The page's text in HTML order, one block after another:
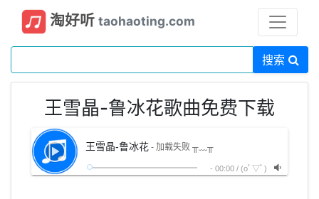
淘好听 taohaoting.com
搜索
王雪晶-鲁冰花歌曲免费下载
王雪晶-鲁冰花 - 加载失败 ╥﹏╥
- 00:00 / (oﾟ▽ﾟ)